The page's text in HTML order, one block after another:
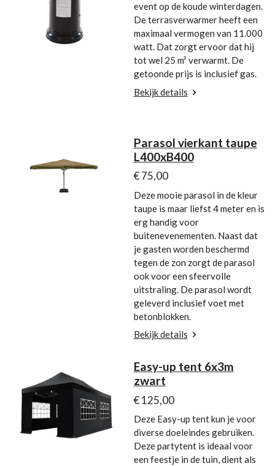
event op de koude winterdagen.
De terrasverwarmer heeft een
maximaal vermogen van 11.000
watt. Dat zorgt ervoor dat hij
tot wel 25 m² verwarmt. De
getoonde prijs is inclusief gas.
Bekijk details
Parasol vierkant taupe
L400xB400
€ 75,00
Deze mooie parasol in de kleur
taupe is maar liefst 4 meter en is
erg handig voor
buitenevenementen. Naast dat
je gasten worden beschermd
tegen de zon zorgt de parasol
ook voor een sfeervolle
uitstraling. De parasol wordt
geleverd inclusief voet met
betonblokken.
Bekijk details
Easy-up tent 6x3m
zwart
€ 125,00
Deze Easy-up tent kun je voor
diverse doeleindes gebruiken.
Deze partytent is ideaal voor
een feestje in de tuin, dient als